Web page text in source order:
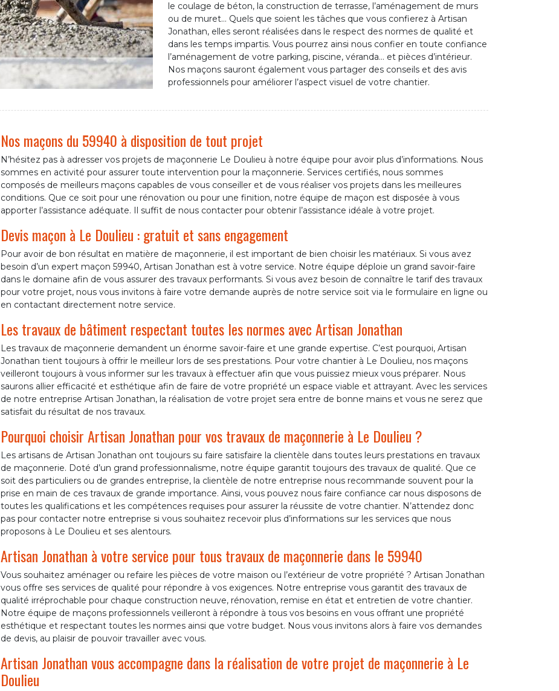
le coulage de béton, la construction de terrasse, l’aménagement de murs
ou de muret… Quels que soient les tâches que vous confierez à Artisan
Jonathan, elles seront réalisées dans le respect des normes de qualité et
dans les temps impartis. Vous pourrez ainsi nous confier en toute confiance
l’aménagement de votre parking, piscine, véranda… et pièces d’intérieur.
Nos maçons sauront également vous partager des conseils et des avis
professionnels pour améliorer l’aspect visuel de votre chantier.
Nos maçons du 59940 à disposition de tout projet
N’hésitez pas à adresser vos projets de maçonnerie Le Doulieu à notre équipe pour avoir plus d’informations. Nous
sommes en activité pour assurer toute intervention pour la maçonnerie. Services certifiés, nous sommes
composés de meilleurs maçons capables de vous conseiller et de vous réaliser vos projets dans les meilleures
conditions. Que ce soit pour une rénovation ou pour une finition, notre équipe de maçon est disposée à vous
apporter l’assistance adéquate. Il suffit de nous contacter pour obtenir l’assistance idéale à votre projet.
Devis maçon à Le Doulieu : gratuit et sans engagement
Pour avoir de bon résultat en matière de maçonnerie, il est important de bien choisir les matériaux. Si vous avez
besoin d’un expert maçon 59940, Artisan Jonathan est à votre service. Notre équipe déploie un grand savoir-faire
dans le domaine afin de vous assurer des travaux performants. Si vous avez besoin de connaître le tarif des travaux
pour votre projet, nous vous invitons à faire votre demande auprès de notre service soit via le formulaire en ligne ou
en contactant directement notre service.
Les travaux de bâtiment respectant toutes les normes avec Artisan Jonathan
Les travaux de maçonnerie demandent un énorme savoir-faire et une grande expertise. C’est pourquoi, Artisan
Jonathan tient toujours à offrir le meilleur lors de ses prestations. Pour votre chantier à Le Doulieu, nos maçons
veilleront toujours à vous informer sur les travaux à effectuer afin que vous puissiez mieux vous préparer. Nous
saurons allier efficacité et esthétique afin de faire de votre propriété un espace viable et attrayant. Avec les services
de notre entreprise Artisan Jonathan, la réalisation de votre projet sera entre de bonne mains et vous ne serez que
satisfait du résultat de nos travaux.
Pourquoi choisir Artisan Jonathan pour vos travaux de maçonnerie à Le Doulieu ?
Les artisans de Artisan Jonathan ont toujours su faire satisfaire la clientèle dans toutes leurs prestations en travaux
de maçonnerie. Doté d’un grand professionnalisme, notre équipe garantit toujours des travaux de qualité. Que ce
soit des particuliers ou de grandes entreprise, la clientèle de notre entreprise nous recommande souvent pour la
prise en main de ces travaux de grande importance. Ainsi, vous pouvez nous faire confiance car nous disposons de
toutes les qualifications et les compétences requises pour assurer la réussite de votre chantier. N’attendez donc
pas pour contacter notre entreprise si vous souhaitez recevoir plus d’informations sur les services que nous
proposons à Le Doulieu et ses alentours.
Artisan Jonathan à votre service pour tous travaux de maçonnerie dans le 59940
Vous souhaitez aménager ou refaire les pièces de votre maison ou l’extérieur de votre propriété ? Artisan Jonathan
vous offre ses services de qualité pour répondre à vos exigences. Notre entreprise vous garantit des travaux de
qualité irréprochable pour chaque construction neuve, rénovation, remise en état et entretien de votre chantier.
Notre équipe de maçons professionnels veilleront à répondre à tous vos besoins en vous offrant une propriété
esthétique et respectant toutes les normes ainsi que votre budget. Nous vous invitons alors à faire vos demandes
de devis, au plaisir de pouvoir travailler avec vous.
Artisan Jonathan vous accompagne dans la réalisation de votre projet de maçonnerie à Le
Doulieu